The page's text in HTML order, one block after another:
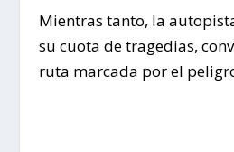
Mientras tanto, la
su cuota de tragedias,
ruta marcada por el